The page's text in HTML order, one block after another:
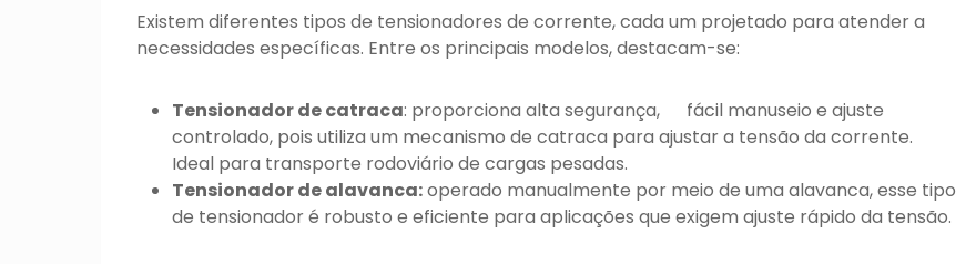
Existem diferentes tipos de tensionadores de corrente, cada um projetado para atender a
necessidades específicas. Entre os principais modelos, destacam-se:
Tensionador de catraca: proporciona alta segurança, fácil manuseio e ajuste
controlado, pois utiliza um mecanismo de catraca para ajustar a tensão da corrente.
Ideal para transporte rodoviário de cargas pesadas.
Tensionador de alavanca:operado manualmente por meio de uma alavanca, esse tipo
de tensionador é robusto e eficiente para aplicações que exigem ajuste rápido da tensão.